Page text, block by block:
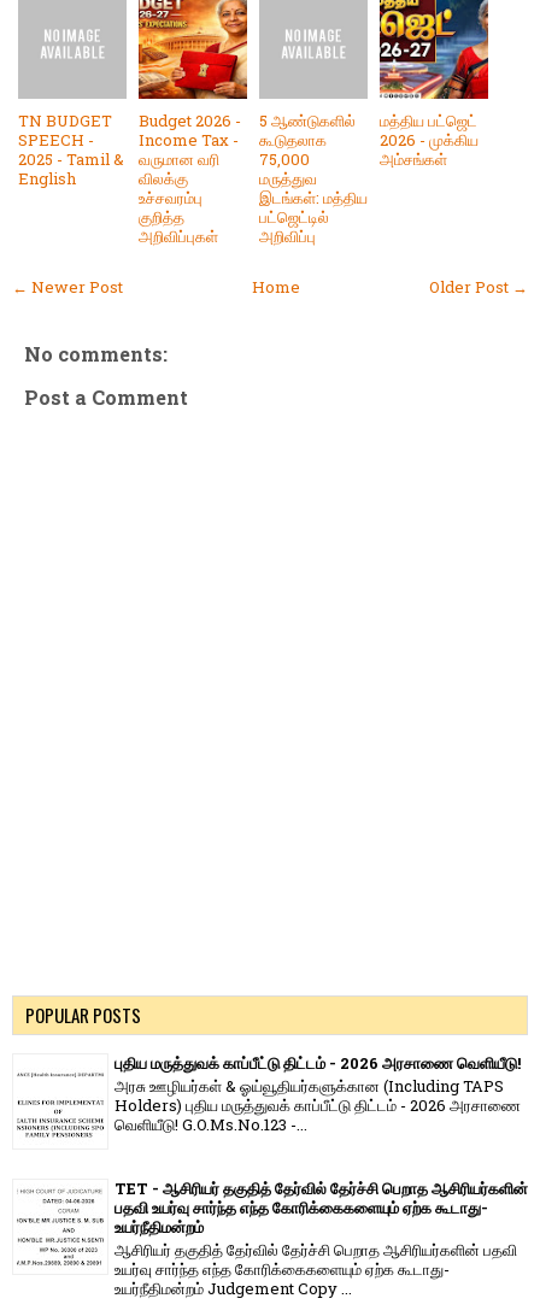
TN BUDGET
SPEECH -
2025 - Tamil &
English
Budget 2026 -
Income Tax -
வருமான வரி
விலக்கு
உச்சவரம்பு
குறித்த
அறிவிப்புகள்
5 ஆண்டுகளில்
கூடுதலாக
75,000
மருத்துவ
இடங்கள்: மத்திய
பட்ஜெட்டில்
அறிவிப்பு
மத்திய பட்ஜெட்
2026 - முக்கிய
அம்சங்கள்
← Newer Post Older Post →
Home
No comments:
Post a Comment
POPULAR POSTS
புதிய மருத்துவக் காப்பீட்டு திட்டம் - 2026 அரசாணை வெளியீடு!
அரசு ஊழியர்கள் & ஓய்வூதியர்களுக்கான (Including TAPS
Holders) புதிய மருத்துவக் காப்பீட்டு திட்டம் - 2026 அரசாணை
வெளியீடு! G.O.Ms.No.123 -...
TET - ஆசிரியர் தகுதித் தேர்வில் தேர்ச்சி பெறாத ஆசிரியர்களின்
பதவி உயர்வு சார்ந்த எந்த கோரிக்கைகளையும் ஏற்க கூடாது-
உயர்நீதிமன்றம்
ஆசிரியர் தகுதித் தேர்வில் தேர்ச்சி பெறாத ஆசிரியர்களின் பதவி
உயர்வு சார்ந்த எந்த கோரிக்கைகளையும் ஏற்க கூடாது-
உயர்நீதிமன்றம் Judgement Copy ...